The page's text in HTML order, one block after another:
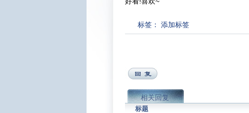
标签： 添加标签
相关回复
标题